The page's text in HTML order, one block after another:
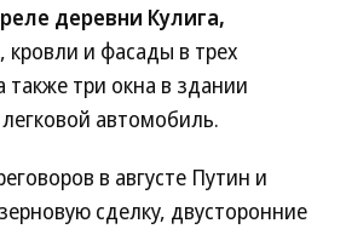
деревни Кулига,
и фасады в трех
три окна в здании
автомобиль.
в августе Путин и
сделку, двусторонние